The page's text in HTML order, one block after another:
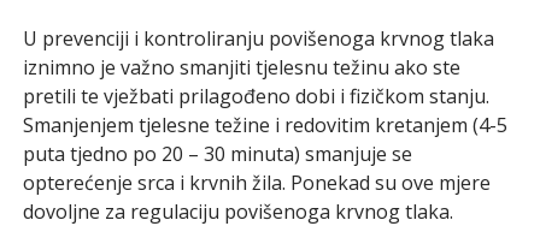
U prevenciji i kontroliranju povišenoga krvnog tlaka
iznimno je važno smanjiti tjelesnu težinu ako ste
pretili te vježbati prilagođeno dobi i fizičkom stanju.
Smanjenjem tjelesne težine i redovitim kretanjem (4-5
puta tjedno po 20 – 30 minuta) smanjuje se
opterećenje srca i krvnih žila. Ponekad su ove mjere
dovoljne za regulaciju povišenoga krvnog tlaka.